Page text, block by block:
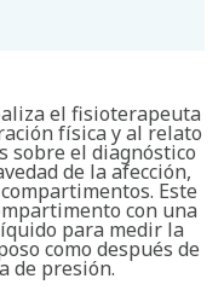
el fisioterapeuta
física y al relato
sobre el diagnóstico
de la afección,
Este
con una
para medir la
como después de
de presión.